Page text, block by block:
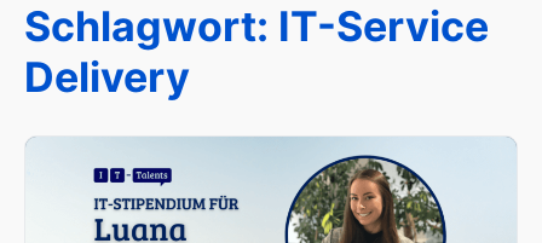
Schlagwort: IT-Service
Delivery